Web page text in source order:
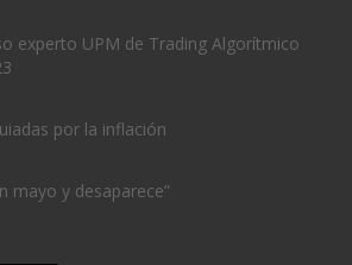
experto UPM de Trading Algorítmico
por la inflación
mayo y desaparece”